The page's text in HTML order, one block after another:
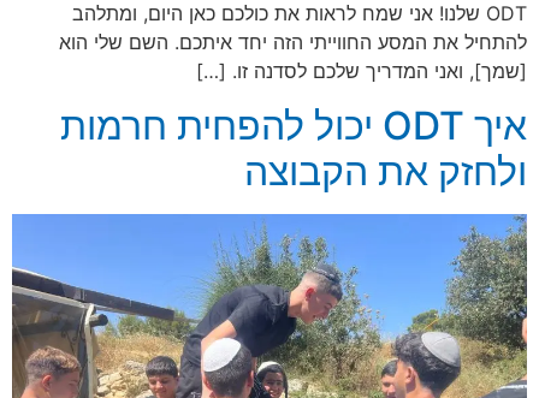
ODT שלנו! אני שמח לראות את כולכם כאן היום, ומתלהב
להתחיל את המסע החווייתי הזה יחד איתכם. השם שלי הוא
[שמך], ואני המדריך שלכם לסדנה זו. […]
איך ODT יכול להפחית חרמות
ולחזק את הקבוצה